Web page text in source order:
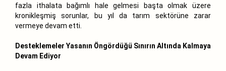
fazla ithalata bağımlı hale gelmesi başta olmak üzere
kronikleşmiş sorunlar, bu yıl da tarım sektörüne zarar
vermeye devam etti.
Desteklemeler Yasanın Öngördüğü Sınırın Altında Kalmaya
Devam Ediyor